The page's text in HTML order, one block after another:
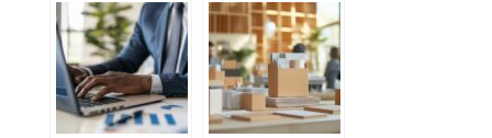
informatiques
loues pour votre
entreprise ?
Paris dans des
lieux atypiques
et inspirants